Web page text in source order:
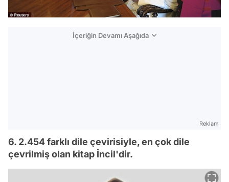
İçeriğin Devamı Aşağıda
Reklam
6. 2.454 farklı dile çevirisiyle, en çok dile
çevrilmiş olan kitap İncil'dir.